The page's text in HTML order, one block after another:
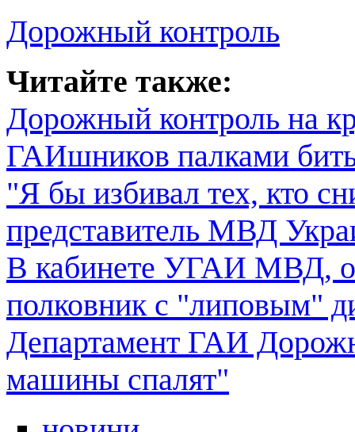
Дорожный контроль
Читайте также:
Дорожный контроль на
ГАИшников палками
"Я бы избивал тех, кто
представитель МВД
В кабинете УГАИ МВД,
полковник с "липовым"
Департамент ГАИ
машины спалят"